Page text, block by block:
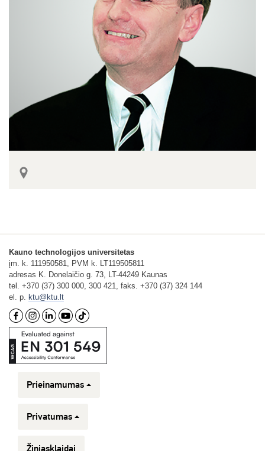
Kauno technologijos universitetas
įm. k. 111950581, PVM k. LT119505811
adresas K. Donelaičio g. 73, LT-44249 Kaunas
tel. +370 (37) 300 000, 300 421, faks. +370 (37) 324 144
el. p. ktu@ktu.lt
Prieinamumas
Privatumas